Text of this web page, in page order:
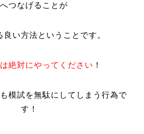
つなげることが
良い方法ということです。
絶対にやってください ！
模試を無駄にしてしまう行為で
す！